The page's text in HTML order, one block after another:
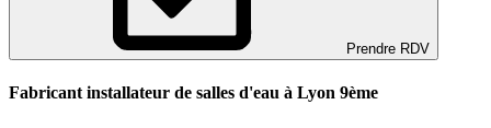
Prendre RDV
Fabricant installateur de salles d'eau à Lyon 9ème